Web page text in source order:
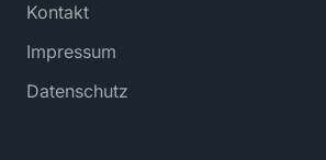
Kontakt
Impressum
Datenschutz